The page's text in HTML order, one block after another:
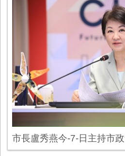
市長盧秀燕今-7-日主持市